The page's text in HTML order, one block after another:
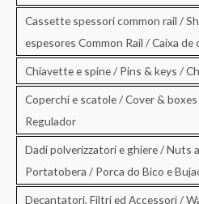
Cassette spessori common rail /
espesores Common Rail / Caixa de
Chiavette e spine / Pins & keys /
Coperchi e scatole / Cover & boxes
Regulador
Dadi polverizzatori e ghiere / Nuts
Portatobera / Porca do Bico e
Decantatori, Filtri ed Accessori /